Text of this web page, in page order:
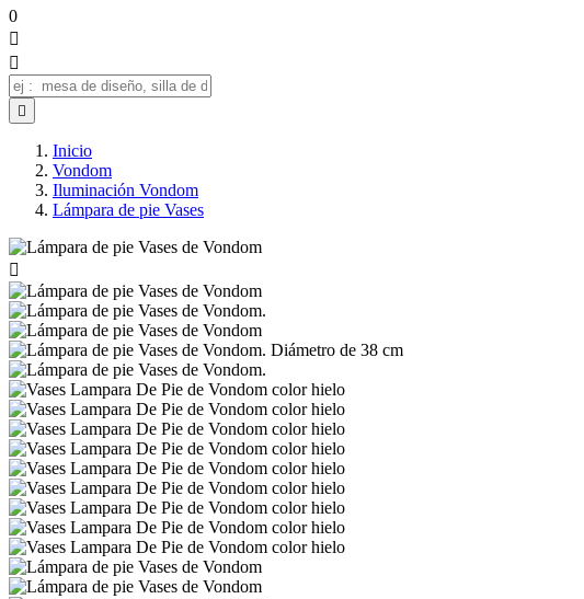
0



Inicio
Vondom
Iluminación Vondom
Lámpara de pie Vases
